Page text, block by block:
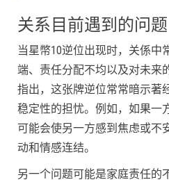
关系目前遇到的问题
当星幣10逆位出现时，关係中
端、责任分配不均以及对未来
指出，这张牌逆位常常暗示著
稳定性的担忧。例如，如果一
可能会使另一方感到焦虑或不
动和情感连结。
另一个问题可能是家庭责任的